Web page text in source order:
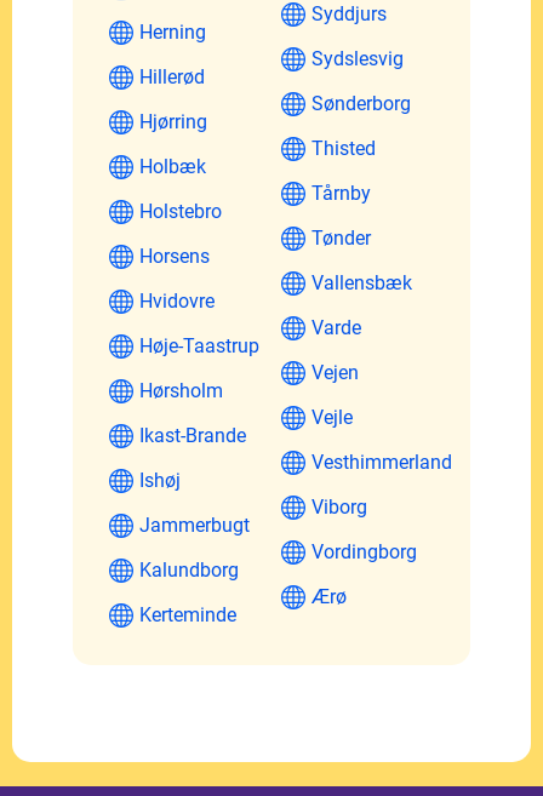
Herning
Hillerød
Hjørring
Holbæk
Holstebro
Horsens
Hvidovre
Høje-Taastrup
Hørsholm
Ikast-Brande
Ishøj
Jammerbugt
Kalundborg
Kerteminde
Syddjurs
Sydslesvig
Sønderborg
Thisted
Tårnby
Tønder
Vallensbæk
Varde
Vejen
Vejle
Vesthimmerland
Viborg
Vordingborg
Ærø